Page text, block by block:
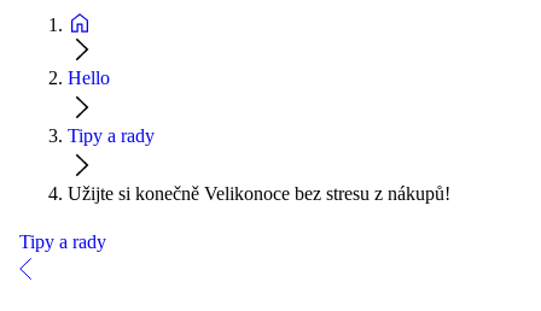
Hello
Tipy a rady
Užijte si konečně Velikonoce bez stresu z nákupů!
Tipy a rady